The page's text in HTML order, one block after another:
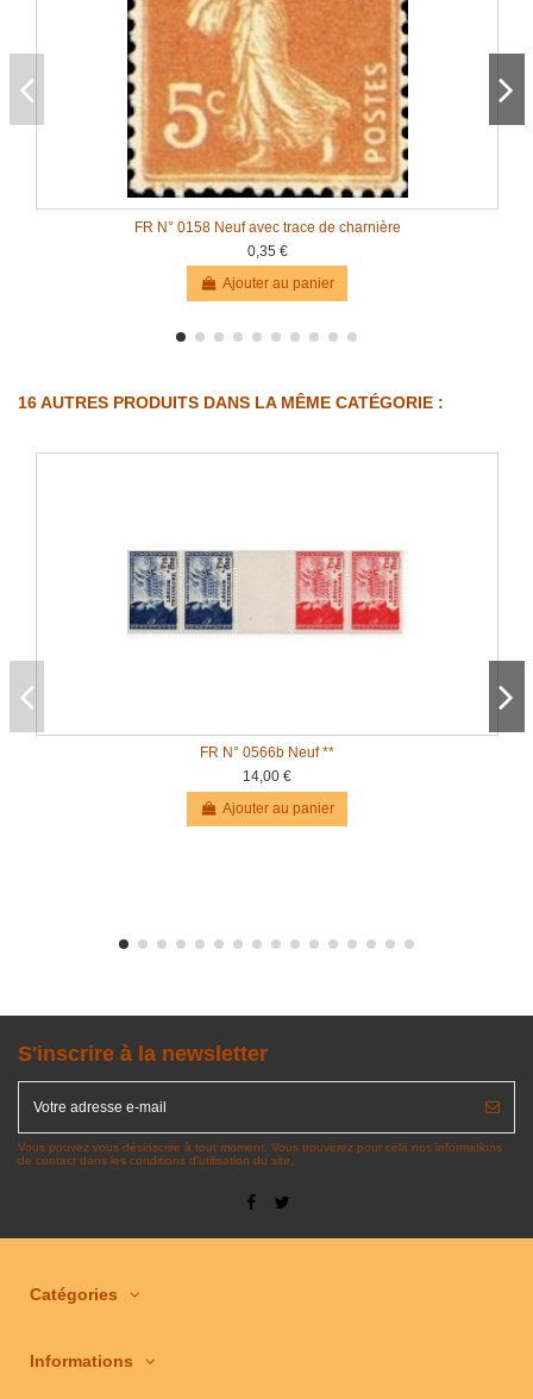
FR N° 0158 Neuf avec trace de charnière
0,35 €
Ajouter au panier
16 AUTRES PRODUITS DANS LA MÊME CATÉGORIE :
FR N° 0566b Neuf **
14,00 €
Ajouter au panier
S'inscrire à la newsletter
Vous pouvez vous désinscrire à tout moment. Vous trouverez pour cela nos informations
de contact dans les conditions d'utilisation du site.
Catégories
Informations